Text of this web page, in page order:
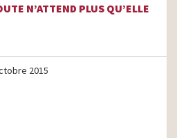
N’ATTEND PLUS QU’ELLE
2015